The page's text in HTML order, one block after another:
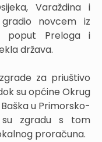
Varaždina i
novcem iz
poput Preloga i
država.
za priuštivo
su općine Okrug
u Primorsko-
su zgradu s tom
proračuna.